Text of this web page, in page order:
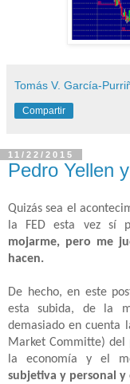
Tomás V. García-
Compartir
11/22/2015
Pedro Yellen
Quizás sea el
la FED esta vez sí
mojarme, pero me
hacen.
De hecho, en este
esta subida, de la
demasiado en cuenta
Market Committe) del
la economía y el
subjetiva y personal